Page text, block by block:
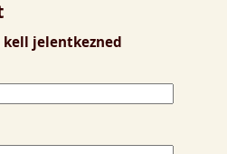
kell jelentkezned